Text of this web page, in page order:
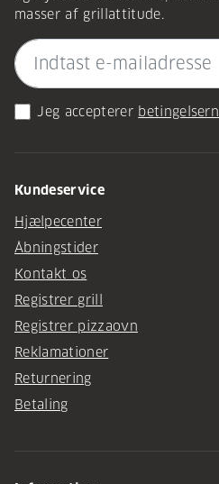
masser af grillattitude.
Jeg accepterer
Kundeservice
Hjælpecenter
Åbningstider
Kontakt os
Registrer grill
Registrer pizzaovn
Reklamationer
Returnering
Betaling